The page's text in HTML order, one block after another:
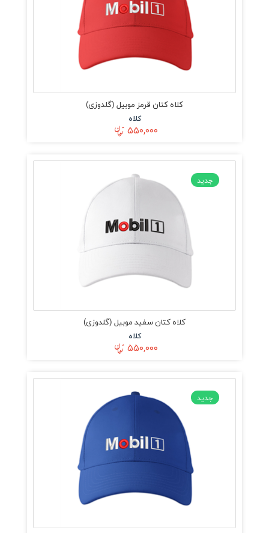
کلاه کتان قرمز موبیل (گلدوزی)
کلاه
۵۵۰,۰۰۰
جدید
کلاه کتان سفید موبیل (گلدوزی)
کلاه
۵۵۰,۰۰۰
جدید